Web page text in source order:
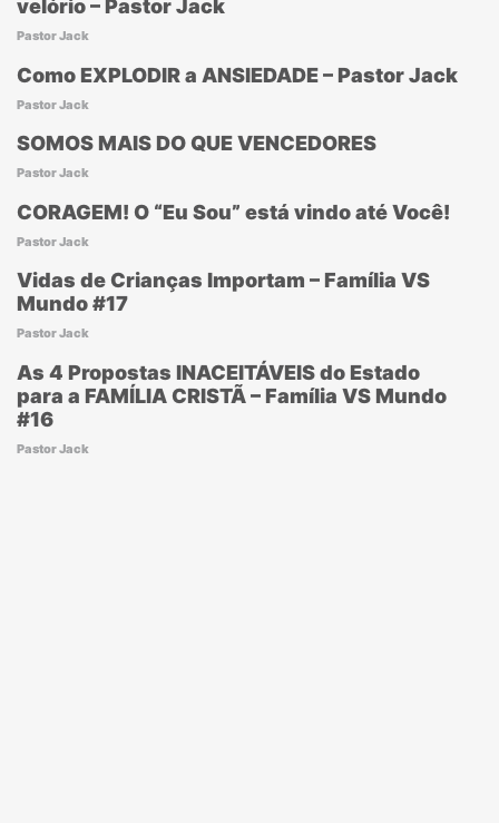
velório – Pastor Jack
Pastor Jack
Como EXPLODIR a ANSIEDADE – Pastor Jack
Pastor Jack
SOMOS MAIS DO QUE VENCEDORES
Pastor Jack
CORAGEM! O “Eu Sou” está vindo até Você!
Pastor Jack
Vidas de Crianças Importam – Família VS
Mundo #17
Pastor Jack
As 4 Propostas INACEITÁVEIS do Estado
para a FAMÍLIA CRISTÃ – Família VS Mundo
#16
Pastor Jack